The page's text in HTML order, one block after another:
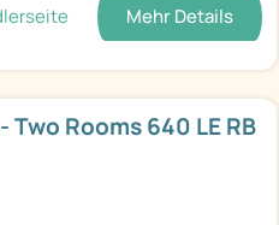
Mehr Details
Two Rooms 640 LE RB